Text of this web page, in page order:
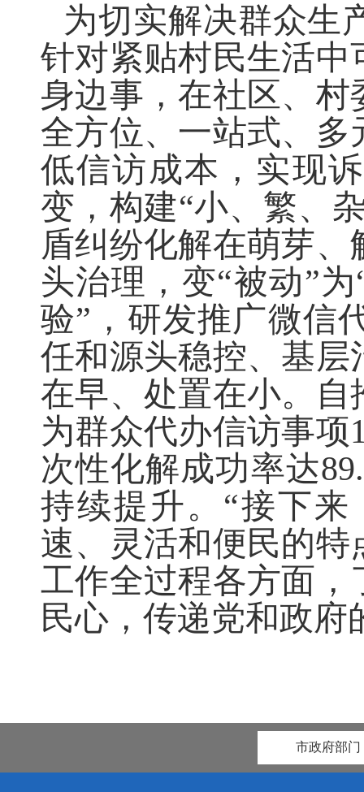
为切实解决群众生
针对紧贴村民生活
身边事，在社区、
全方位、一站式、
低信访成本，实现
变，构建“小、繁、
盾纠纷化解在萌芽
头治理，变“被动”
验”，研发推广微信
任和源头稳控、基
在早、处置在小。
为群众代办信访事项
次性化解成功率达
持续提升。“接下
速、灵活和便民的
工作全过程各方面
民心，传递党和政
市政府部门